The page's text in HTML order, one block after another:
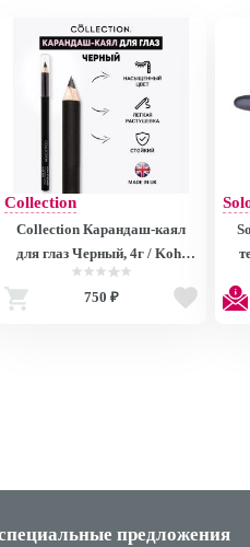
Collection
Collection Карандаш-каял
для глаз Черный, 4г / Kohl
Eyeliner Precision Colour
Black S9141 S9141
750 ₽
предложения